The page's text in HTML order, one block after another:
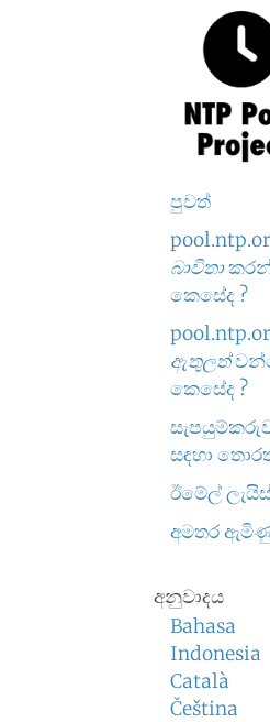
පුවත්
බාවිතා
කෙසේද ?
ඇතුලත්
කෙසේද ?
සඳහා
ඊමේල්
අමතර
අනුවාදය
Bahasa
Indonesia
Català
Čeština